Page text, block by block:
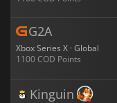
G2A
Xbox Series X · Global
1100 COD Points
Kinguin